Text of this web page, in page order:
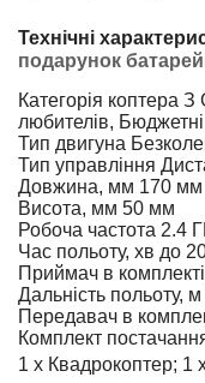
Технічні
подарунок
Категорія коптера З
любителів, Бюджетні
Тип двигуна
Тип управління
Довжина, мм 170 мм
Висота, мм 50 мм
Робоча частота 2.4
Час польоту, хв до
Приймач в комплекті
Дальність польоту, м
Передавач в
Комплект
1 х Квадрокоптер; 1